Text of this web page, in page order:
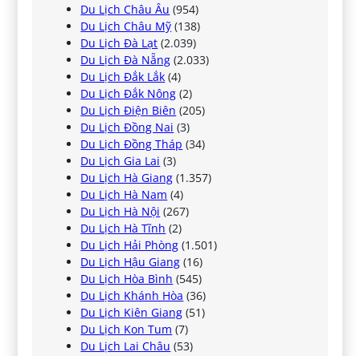
Du Lịch Châu Âu (954)
Du Lịch Châu Mỹ (138)
Du Lịch Đà Lạt (2.039)
Du Lịch Đà Nẵng (2.033)
Du Lịch Đắk Lắk (4)
Du Lịch Đắk Nông (2)
Du Lịch Điện Biên (205)
Du Lịch Đồng Nai (3)
Du Lịch Đồng Tháp (34)
Du Lịch Gia Lai (3)
Du Lịch Hà Giang (1.357)
Du Lịch Hà Nam (4)
Du Lịch Hà Nội (267)
Du Lịch Hà Tĩnh (2)
Du Lịch Hải Phòng (1.501)
Du Lịch Hậu Giang (16)
Du Lịch Hòa Bình (545)
Du Lịch Khánh Hòa (36)
Du Lịch Kiên Giang (51)
Du Lịch Kon Tum (7)
Du Lịch Lai Châu (53)